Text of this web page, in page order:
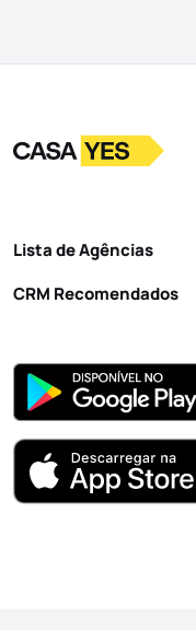
LogoIr para a homepage
Lista de Agências
CRM Recomendados